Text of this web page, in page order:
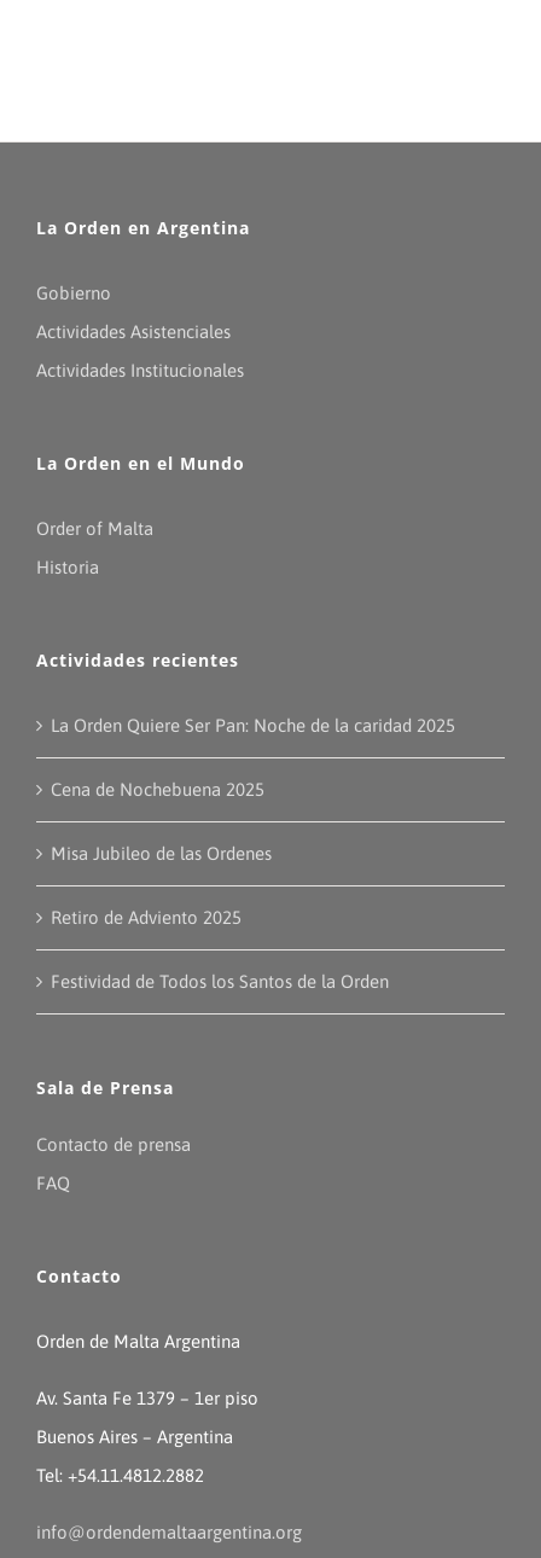
La Orden en Argentina
Gobierno
Actividades Asistenciales
Actividades Institucionales
La Orden en el Mundo
Order of Malta
Historia
Actividades recientes
La Orden Quiere Ser Pan: Noche de la caridad 2025
Cena de Nochebuena 2025
Misa Jubileo de las Ordenes
Retiro de Adviento 2025
Festividad de Todos los Santos de la Orden
Sala de Prensa
Contacto de prensa
FAQ
Contacto
Orden de Malta Argentina
Av. Santa Fe 1379 – 1er piso
Buenos Aires – Argentina
Tel: +54.11.4812.2882
info@ordendemaltaargentina.org